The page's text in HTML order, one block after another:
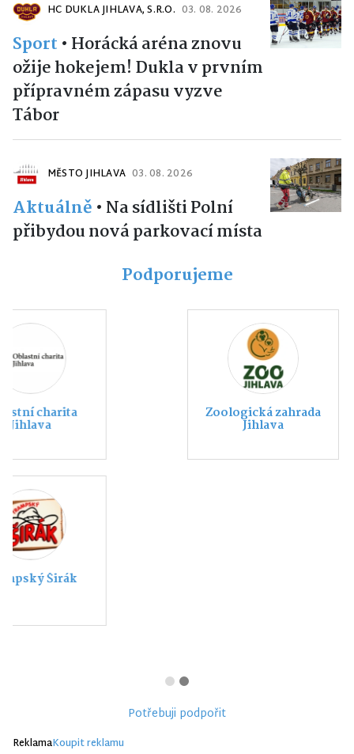
HC DUKLA JIHLAVA, S.R.O. 03. 08. 2026
Sport • Horácká aréna znovu
ožije hokejem! Dukla v prvním
přípravném zápasu vyzve
Tábor
MĚSTO JIHLAVA 03. 08. 2026
Aktuálně • Na sídlišti Polní
přibydou nová parkovací místa
Podporujeme
Zoologická zahrada
Potřebuji podpořit
ReklamaKoupit reklamu